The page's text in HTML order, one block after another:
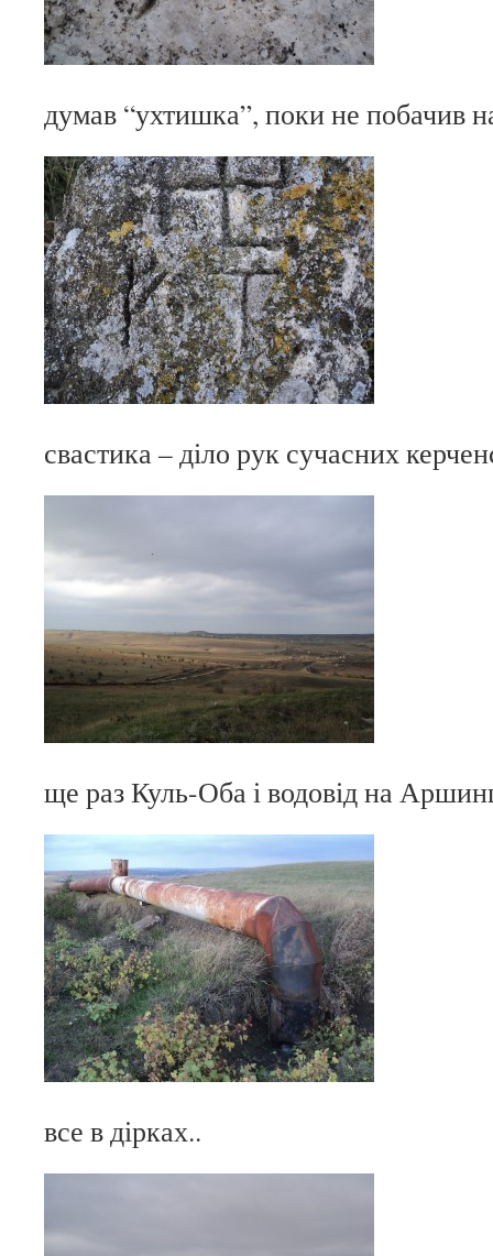
думав “ухтишка”, поки не побачив
свастика – діло рук сучасних
ще раз Куль-Оба і водовід на
все в дірках..